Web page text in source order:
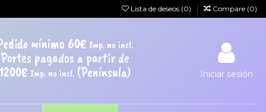
Lista de deseos (0) Compare (0)
Iniciar sesión
mínimo 60€Imp. no incl.
Portes pagados a partir de
1200€Imp. no incl. (Península)